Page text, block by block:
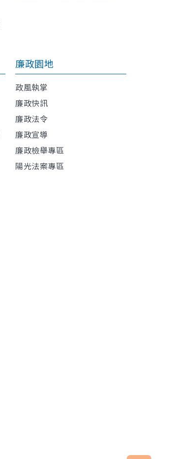
廉政園地
政風執掌
廉政快訊
廉政法令
廉政宣導
廉政檢舉專區
陽光法案專區